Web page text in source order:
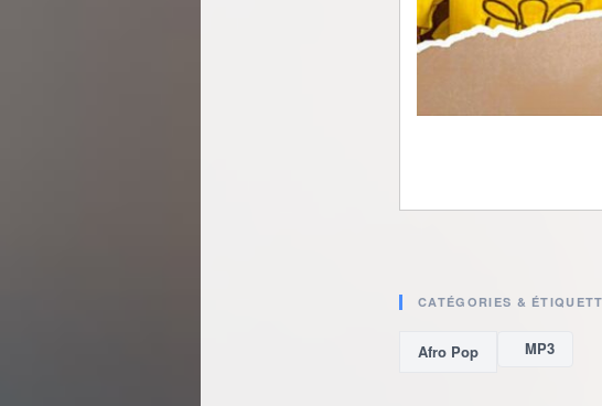
CATÉGORIES &
Afro Pop MP3